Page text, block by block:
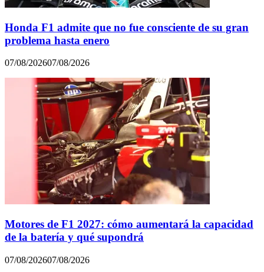
Honda F1 admite que no fue consciente de su gran
problema hasta enero
07/08/202607/08/2026
Motores de F1 2027: cómo aumentará la capacidad
de la batería y qué supondrá
07/08/202607/08/2026